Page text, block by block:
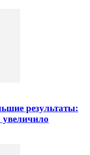
результаты:
увеличило